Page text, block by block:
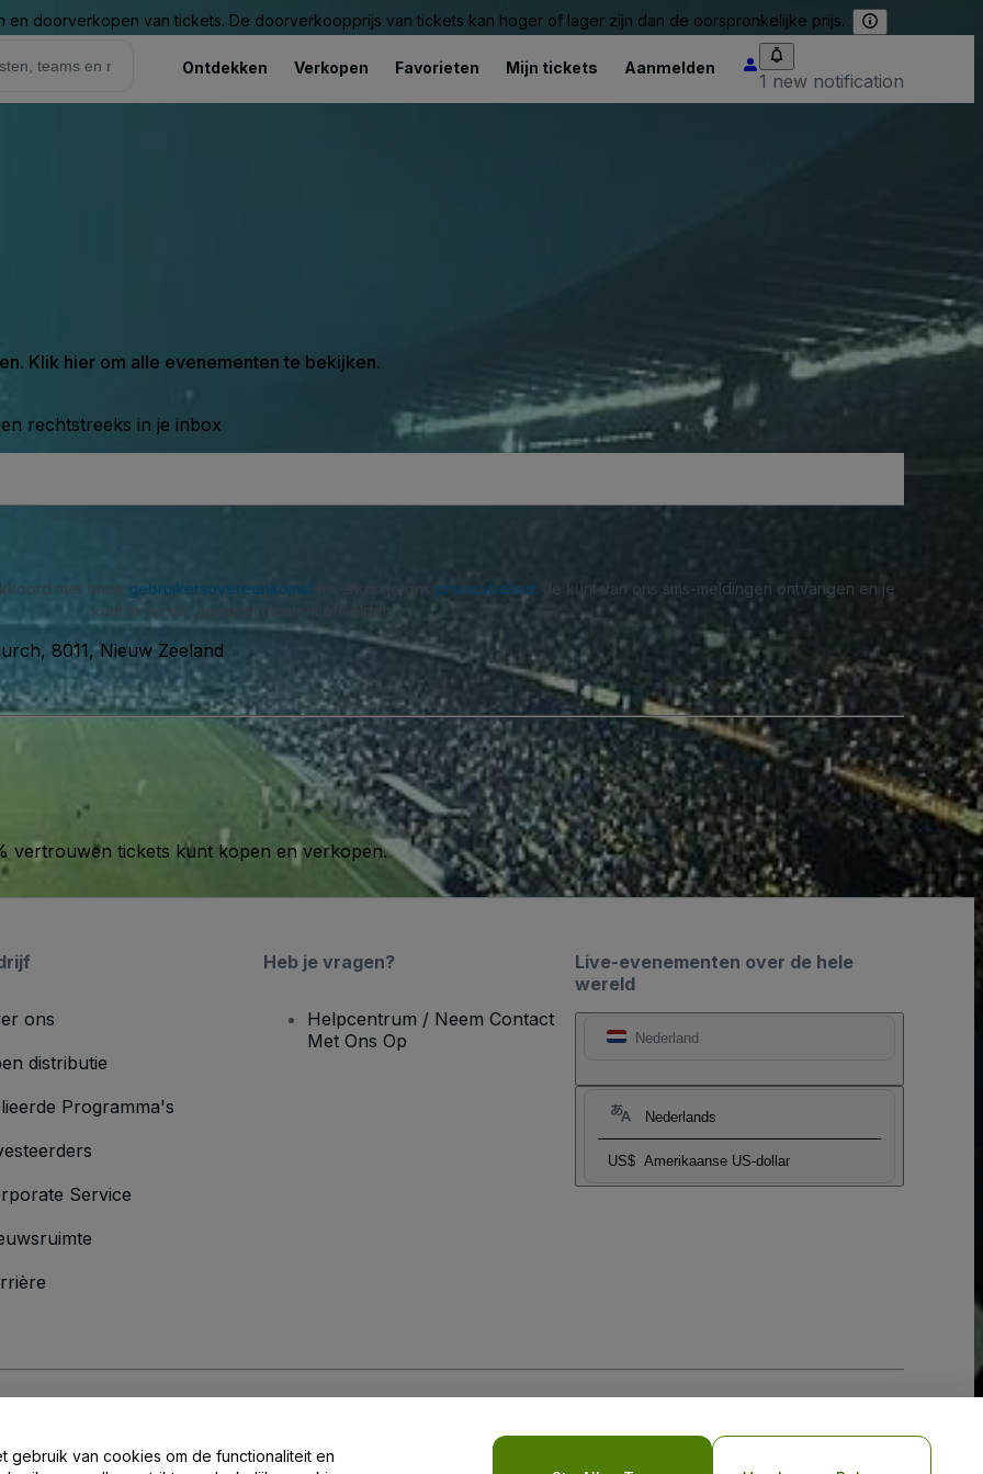
doorverkopen van tickets. De doorverkoopprijs van tickets kan hoger of lager zijn dan de oorspronkelijke prijs.
Ontdekken Verkopen Favorieten Mijn tickets Aanmelden
1 new notification
Klik hier om alle evenementen te bekijken.
rechtstreeks in je inbox
met onze gebruikersovereenkomst en erken je ons privacybeleid
. Je kunt van ons sms-meldingen ontvangen en je
kunt je op elk gewenst moment afmelden.
8011, Nieuw Zeeland
vertrouwen tickets kunt kopen en verkopen.
Live-evenementen over de hele
wereld
Nederland
Nederlands
US$ Amerikaanse US-dollar
ons
distributie
Programma's
Service
Heb je vragen?
Helpcentrum / Neem Contact
Met Ons Op
privacybeleid voor mobiel
gebruik van cookies om de functionaliteit en